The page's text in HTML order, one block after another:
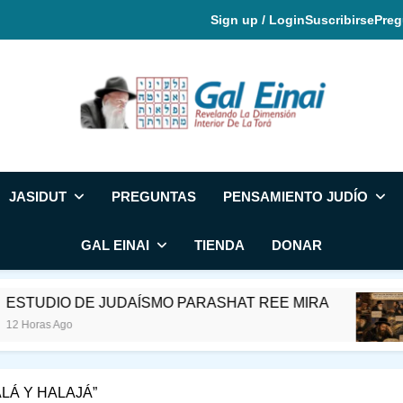
Sign up / LoginSuscribirse
Gal Einai En
JASIDUT PREGUNTAS PENSAMIENTO JUDÍO
GAL EINAI TIENDA DONAR
DE JUDAÍSMO PARASHAT REE MIRA
23
Y HALAJÁ”